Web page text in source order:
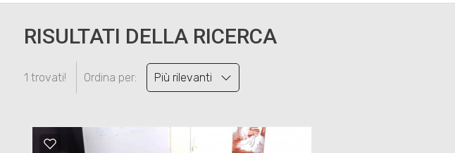
RISULTATI DELLA RICERCA
1 trovati! Ordina per: Più rilevanti